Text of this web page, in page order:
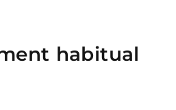
habitual